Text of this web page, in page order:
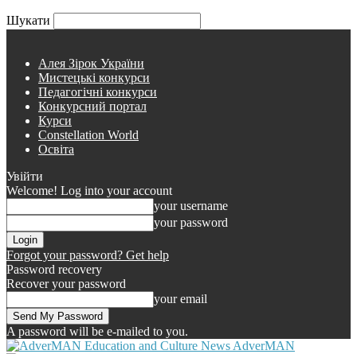
Шукати
Алея Зірок України
Мистецькі конкурси
Педагогічні конкурси
Конкурсний портал
Курси
Constellation World
Освіта
Увійти
Welcome! Log into your account
your username
your password
Forgot your password? Get help
Password recovery
Recover your password
your email
A password will be e-mailed to you.
AdverMAN